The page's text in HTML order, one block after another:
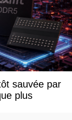
sauvée par
plus